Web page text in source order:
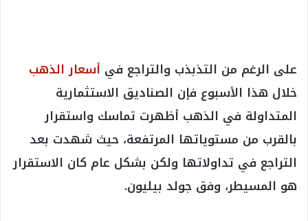
على الرغم من التذبذب والتراجع في أسعار الذهب
خلال هذا الأسبوع فإن الصناديق الاستثمارية
المتداولة في الذهب أظهرت تماسك واستقرار
بالقرب من مستوياتها المرتفعة، حيث شهدت بعد
التراجع في تداولاتها ولكن بشكل عام كان الاستقرار
هو المسيطر، وفق جولد بيليون.